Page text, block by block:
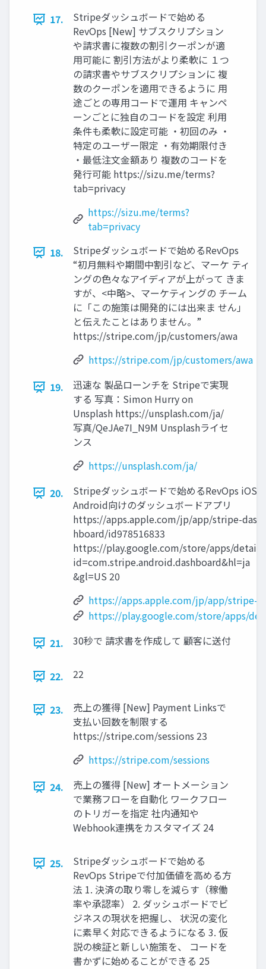
17.
Stripeダッシュボードで始める
RevOps [New] サブスクリプション
や請求書に複数の割引クーポンが適
用可能に 割引方法がより柔軟に １つ
の請求書やサブスクリプションに 複
数のクーポンを適用できるように 用
途ごとの専用コードで運用 キャンペ
ーンごとに独自のコードを設定 利用
条件も柔軟に設定可能 ・初回のみ ・
特定のユーザー限定 ・有効期限付き
・最低注文金額あり 複数のコードを
発行可能 https://sizu.me/terms?
tab=privacy
https://sizu.me/terms?
tab=privacy
18.
Stripeダッシュボードで始めるRevOps
“初月無料や期間中割引など、マーケ ティ
ングの色々なアイディアが上がって きま
すが、<中略>、マーケティングの チーム
に「この施策は開発的には出来ま せん」
と伝えたことはありません。”
https://stripe.com/jp/customers/awa
https://stripe.com/jp/customers/awa
19.
迅速な 製品ローンチを Stripeで実現
する 写真：Simon Hurry on
Unsplash https://unsplash.com/ja/
写真/QeJAe7I_N9M Unsplashライセ
ンス
https://unsplash.com/ja/
20.
Stripeダッシュボードで始めるRevOps iOS /
Android向けのダッシュボードアプリ
https://apps.apple.com/jp/app/stripe-das
hboard/id978516833
https://play.google.com/store/apps/detail
id=com.stripe.android.dashboard&hl=ja
&gl=US 20
https://apps.apple.com/jp/app/stripe-
https://play.google.com/store/apps/
21.
30秒で 請求書を作成して 顧客に送付
22. 22
23.
売上の獲得 [New] Payment Linksで
支払い回数を制限する
https://stripe.com/sessions 23
https://stripe.com/sessions
24.
売上の獲得 [New] オートメーション
で業務フローを自動化 ワークフロー
のトリガーを指定 社内通知や
Webhook連携をカスタマイズ 24
25.
Stripeダッシュボードで始める
RevOps Stripeで付加価値を高める方
法 1. 決済の取り零しを減らす（稼働
率や承認率） 2. ダッシュボードでビ
ジネスの現状を把握し、 状況の変化
に素早く対応できるようになる 3. 仮
説の検証と新しい施策を、 コードを
書かずに始めることができる 25